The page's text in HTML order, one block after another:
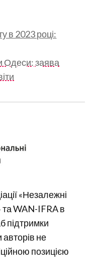
в 2023 році:
Одеси: заява
«Незалежні
та WAN-IFRA в
підтримки
не
позицією